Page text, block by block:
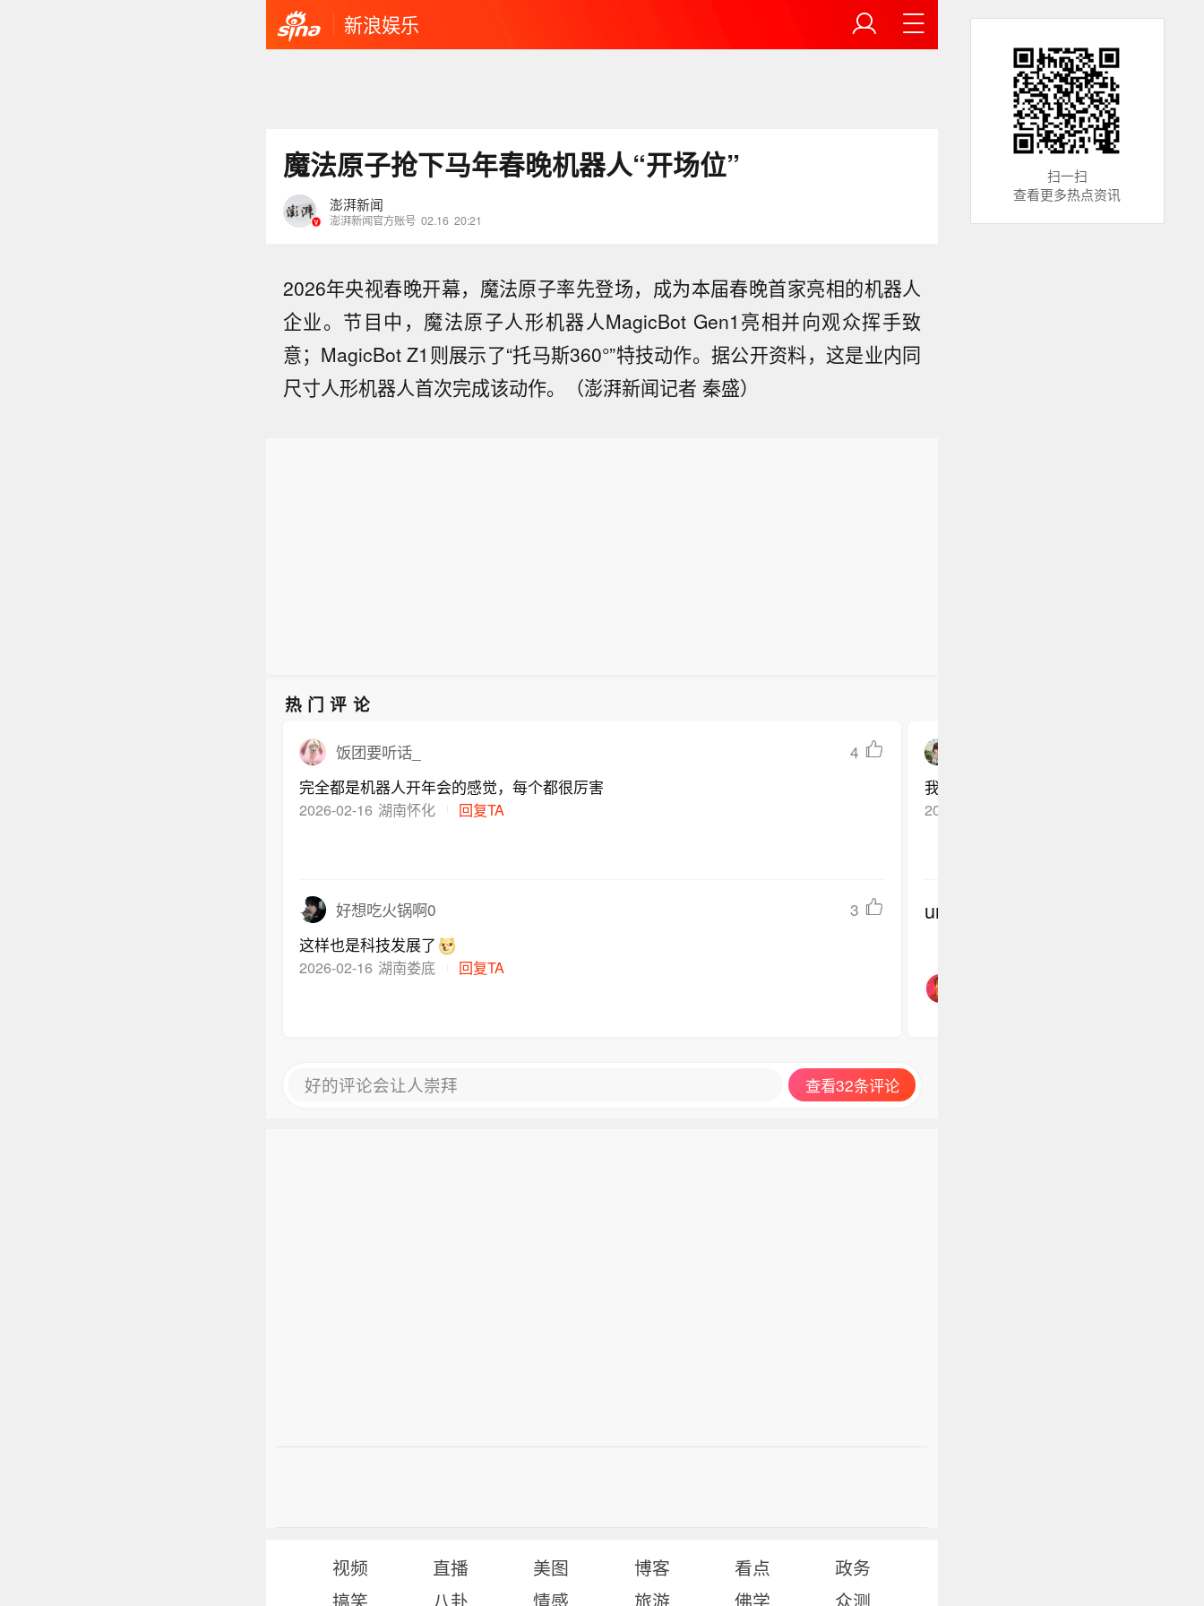
新浪娱乐
魔法原子抢下马年春晚机器人“开场位”
澎湃新闻
澎湃新闻官方账号 02.16 20:21
2026年央视春晚开幕，魔法原子率先登场，成为本届春晚首家亮相的机器人
企业。节目中，魔法原子人形机器人MagicBot Gen1亮相并向观众挥手致
意；MagicBot Z1则展示了“托马斯360°”特技动作。据公开资料，这是业内同
尺寸人形机器人首次完成该动作。（澎湃新闻记者 秦盛）
热门评论
饭团要听话_
4
完全都是机器人开年会的感觉，每个都很厉害
2026-02-16 湖南怀化 回复TA
好想吃火锅啊0
3
这样也是科技发展了
2026-02-16 湖南娄底 回复TA
我也感觉怎么这么多机器人啊今年
2026-02-16
undefined
好的评论会让人崇拜 查看32条评论
视频 直播 美图 博客 看点
政务
搞笑
八卦 情感 旅游 佛学 众测
扫一扫
查看更多热点资讯